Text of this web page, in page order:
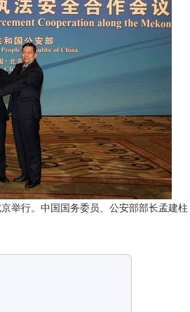
举行。中国国务委员、公安部部长孟建柱